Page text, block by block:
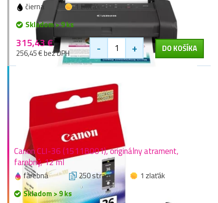
čierna
1 zlaťák
Skladom > 9 ks
315,43 €
256,45 € bez DPH - + DO KOŠÍKA
Canon CLI-36 (1511B001), originálny atrament,
farebný, 12 ml
farebná 250 stran
1 zlaťák
Skladom > 9 ks